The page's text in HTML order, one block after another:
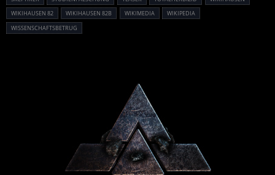
WIKIHAUSEN 82
WIKIHAUSEN 82B WIKIMEDIA
WIKIPEDIA
WISSENSCHAFTSBETRUG
Powered By :